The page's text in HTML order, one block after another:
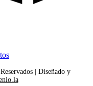
| Diseñado y